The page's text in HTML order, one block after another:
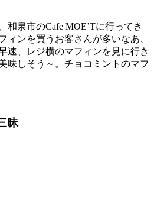
和泉市のCafe MOE’Tに行ってき
ンを買うお客さんが多いなあ、
速、レジ横のマフィンを見に行き
味しそう～。チョコミントのマフ
昧